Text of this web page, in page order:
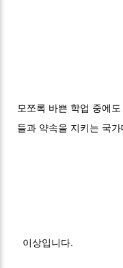
모쪼록 바쁜 학업 중에
들과 약속을 지키는 국
이상입니다.